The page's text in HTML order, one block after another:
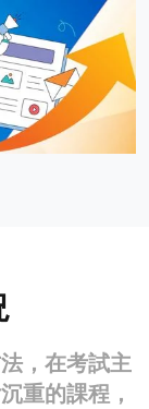
，在考試主
重的課程，